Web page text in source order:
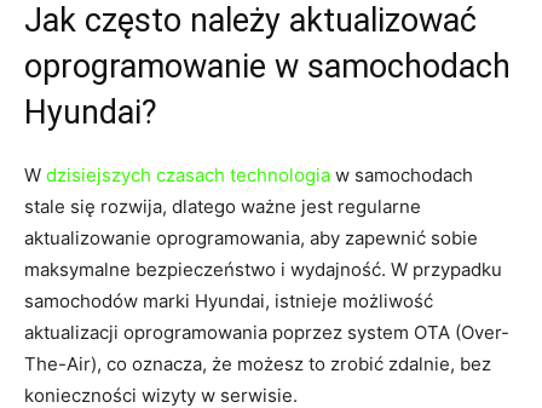
Jak często należy aktualizować
oprogramowanie w samochodach
⁢Hyundai?
W ‍ dzisiejszych czasach technologia w samochodach
stale się rozwija, dlatego ‌ważne jest regularne
aktualizowanie oprogramowania, ⁣aby zapewnić sobie
maksymalne bezpieczeństwo i wydajność. W ⁣przypadku
samochodów marki Hyundai,⁢ istnieje ⁤możliwość
aktualizacji oprogramowania poprzez system OTA‍ (Over-
The-Air), co oznacza, że możesz to zrobić zdalnie, bez
konieczności wizyty⁤ w serwisie.